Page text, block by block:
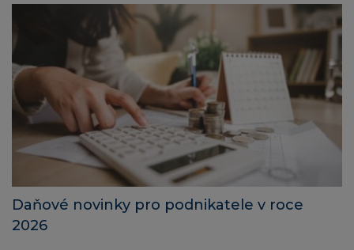
Daňové novinky pro podnikatele v roce
2026